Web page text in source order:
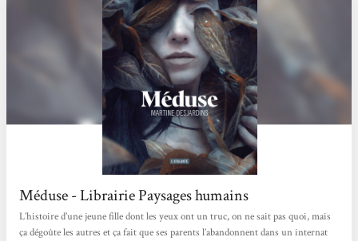
Méduse - Librairie Paysages humains
L’histoire d’une jeune fille dont les yeux ont un truc, on ne sait pas quoi, mais
ça dégoûte les autres et ça fait que ses parents l’abandonnent dans un internat